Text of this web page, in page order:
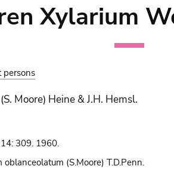
Xylarium
persons
(S. Moore) Heine & J.H. Hemsl.
309. 1960.
(S.Moore) T.D.Penn.